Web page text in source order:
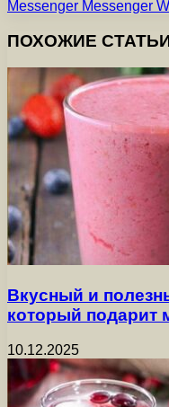
Messenger Messenger
ПОХОЖИЕ
Вкусный и
который подарит
10.12.2025